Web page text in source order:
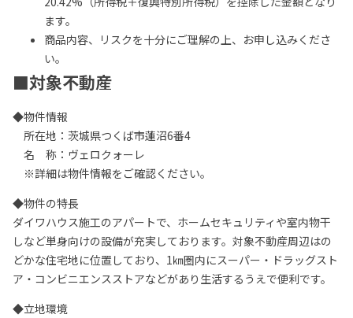
ます。
商品内容、リスクを十分にご理解の上、お申し込みくださ
い。
■対象不動産
◆物件情報
所在地：茨城県つくば市蓮沼6番4
名 称：ヴェロクォーレ
※詳細は物件情報をご確認ください。
◆物件の特長
ダイワハウス施工のアパートで、ホームセキュリティや室内物干
しなど単身向けの設備が充実しております。対象不動産周辺はの
どかな住宅地に位置しており、1㎞圏内にスーパー・ドラッグスト
ア・コンビニエンスストアなどがあり生活するうえで便利です。
◆立地環境